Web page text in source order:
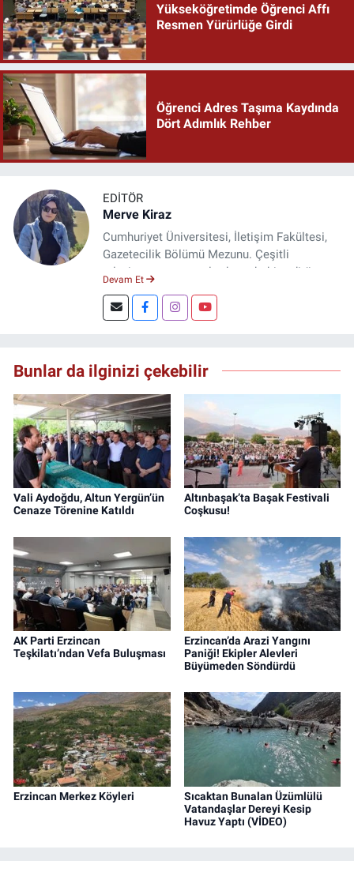
Yükseköğretimde Öğrenci Affı
Resmen Yürürlüğe Girdi
Öğrenci Adres Taşıma Kaydında
Dört Adımlık Rehber
EDITÖR
Merve Kiraz
Cumhuriyet Üniversitesi, İletişim Fakültesi,
Gazetecilik Bölümü Mezunu. Çeşitli
televizyon ve gazetelerde muhabir, editör,
Şuan, www.dogugazetesi.com adlı haber
sitesinin Yazı İşleri Müdürlüğünü yürütmekte.
Devam Et
Bunlar da ilginizi çekebilir
Vali Aydoğdu, Altun Yergün’ün
Cenaze Törenine Katıldı
Altınbaşak’ta Başak Festivali
Coşkusu!
AK Parti Erzincan
Teşkilatı’ndan Vefa Buluşması
Erzincan’da Arazi Yangını
Paniği! Ekipler Alevleri
Büyümeden Söndürdü
Erzincan Merkez Köyleri
Sıcaktan Bunalan Üzümlülü
Vatandaşlar Dereyi Kesip
Havuz Yaptı (VİDEO)